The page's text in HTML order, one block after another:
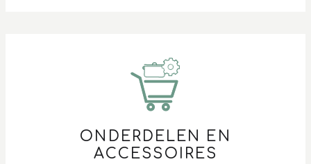
ONDERDELEN EN
ACCESSOIRES